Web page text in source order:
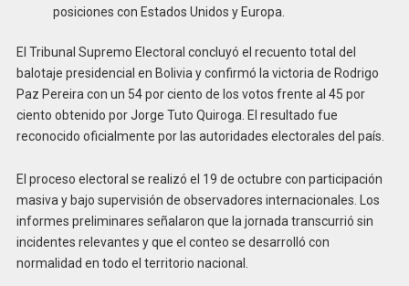
posiciones con Estados Unidos y Europa.
El Tribunal Supremo Electoral concluyó el recuento total del
balotaje presidencial en Bolivia y confirmó la victoria de Rodrigo
Paz Pereira con un 54 por ciento de los votos frente al 45 por
ciento obtenido por Jorge Tuto Quiroga. El resultado fue
reconocido oficialmente por las autoridades electorales del país.
El proceso electoral se realizó el 19 de octubre con participación
masiva y bajo supervisión de observadores internacionales. Los
informes preliminares señalaron que la jornada transcurrió sin
incidentes relevantes y que el conteo se desarrolló con
normalidad en todo el territorio nacional.